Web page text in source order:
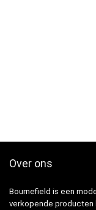
Over ons
Bournefield is een
verkopende producten